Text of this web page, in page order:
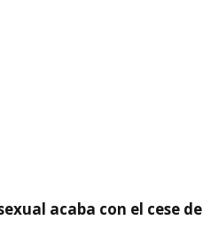
acaba con el cese